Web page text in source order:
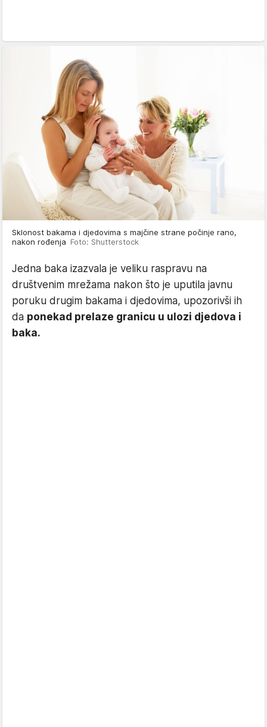
Sklonost bakama i djedovima s majčine strane počinje rano,
nakon rođenja Foto: Shutterstock
Jedna baka izazvala je veliku raspravu na
društvenim mrežama nakon što je uputila javnu
poruku drugim bakama i djedovima, upozorivši ih
da ponekad prelaze granicu u ulozi djedova i
baka.